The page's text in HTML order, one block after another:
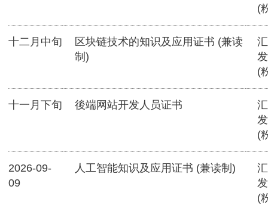
(
十二月中旬
区块链技术的知识及应用证书 (兼读
制)
(
十一月下旬 後端网站开发人员证书
(
2026-09-
09
人工智能知识及应用证书 (兼读制)
(